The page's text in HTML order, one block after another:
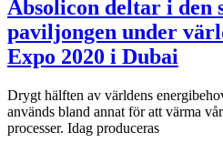
Absolicon deltar i den
paviljongen under
Expo 2020 i Dubai
Drygt hälften av världens
används bland annat för att värma
processer. Idag produceras